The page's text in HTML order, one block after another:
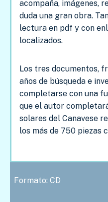
acompaña, imágenes,
duda una gran obra.
lectura en pdf y con
localizados.
Los tres documentos,
años de búsqueda e
completarse con una
que el autor
solares del Canavese
los más de 750 piezas
Formato: CD